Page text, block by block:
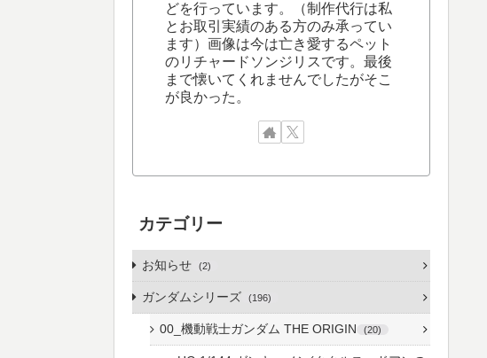
どを行っています。（制作代行は私
とお取引実績のある方のみ承ってい
ます）画像は今は亡き愛するペット
のリチャードソンジリスです。最後
まで懐いてくれませんでしたがそこ
が良かった。
カテゴリー
お知らせ 2
ガンダムシリーズ 196
00_機動戦士ガンダム THE ORIGIN 20